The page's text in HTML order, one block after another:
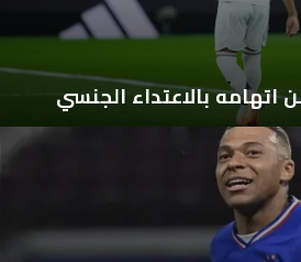
اتهامه بالاعتداء الجنسي